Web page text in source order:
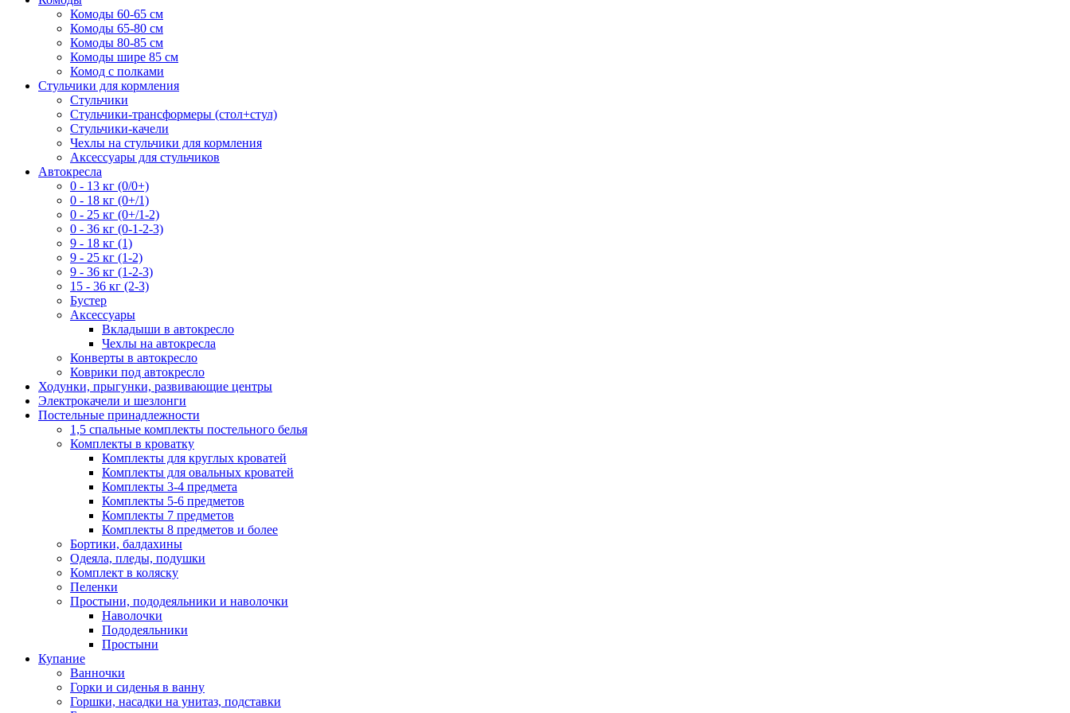
Комоды 60-65 см
Комоды 65-80 см
Комоды 80-85 см
Комоды шире 85 см
Комод с полками
Стульчики для кормления
Стульчики
Стульчики-трансформеры (стол+стул)
Стульчики-качели
Чехлы на стульчики для кормления
Аксессуары для стульчиков
Автокресла
0 - 13 кг (0/0+)
0 - 18 кг (0+/1)
0 - 25 кг (0+/1-2)
0 - 36 кг (0-1-2-3)
9 - 18 кг (1)
9 - 25 кг (1-2)
9 - 36 кг (1-2-3)
15 - 36 кг (2-3)
Бустер
Аксессуары
Вкладыши в автокресло
Чехлы на автокресла
Конверты в автокресло
Коврики под автокресло
Ходунки, прыгунки, развивающие центры
Электрокачели и шезлонги
Постельные принадлежности
1,5 спальные комплекты постельного белья
Комплекты в кроватку
Комплекты для круглых кроватей
Комплекты для овальных кроватей
Комплекты 3-4 предмета
Комплекты 5-6 предметов
Комплекты 7 предметов
Комплекты 8 предметов и более
Бортики, балдахины
Одеяла, пледы, подушки
Комплект в коляску
Пеленки
Простыни, пододеяльники и наволочки
Наволочки
Пододеяльники
Простыни
Купание
Ванночки
Горки и сиденья в ванну
Горшки, насадки на унитаз, подставки